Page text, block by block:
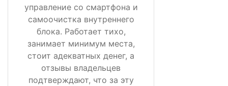
управление со смартфона и
самоочистка внутреннего
блока. Работает тихо,
занимает минимум места,
стоит адекватных денег, а
отзывы владельцев
подтверждают, что за эту